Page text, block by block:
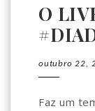
O
outubro 22,
Faz um